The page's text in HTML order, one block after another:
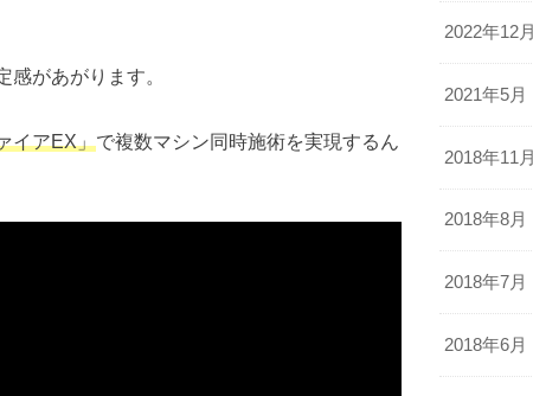
があがります。
イアEX」で複数マシン同時施術を実現するん
2022年12月
2021年5月
2018年11月
2018年8月
2018年7月
2018年6月